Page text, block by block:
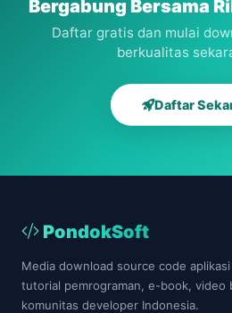
Bergabung Bersama
Daftar gratis dan mulai
berkualitas
Daftar
PondokSoft
Media download source code
tutorial pemrograman, e-book, video
komunitas developer Indonesia.